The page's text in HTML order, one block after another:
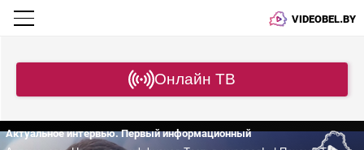
VIDEOBEL.BY
Онлайн ТВ
Актуальное интервью. Первый информационный